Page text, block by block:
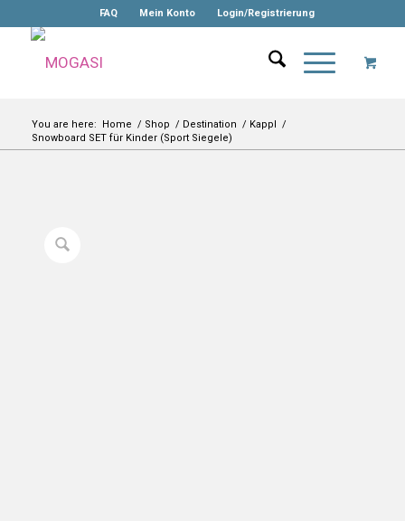
FAQ Mein Konto Login/Registrierung
You are here: Home / Shop / Destination / Kappl /
Snowboard SET für Kinder (Sport Siegele)